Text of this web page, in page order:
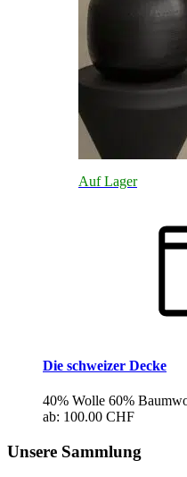
Auf Lager
Die schweizer Decke
40% Wolle 60%
ab: 100.00 CHF
Unsere Sammlung